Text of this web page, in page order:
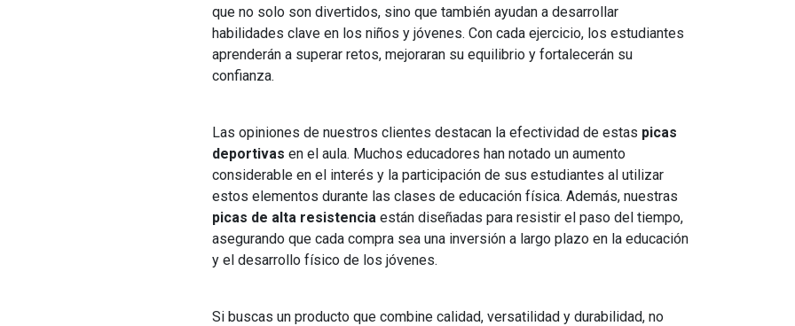
que no solo son divertidos, sino que también ayudan a desarrollar
habilidades clave en los niños y jóvenes. Con cada ejercicio, los estudiantes
aprenderán a superar retos, mejoraran su equilibrio y fortalecerán su
confianza.
Las opiniones de nuestros clientes destacan la efectividad de estas picas
deportivas en el aula. Muchos educadores han notado un aumento
considerable en el interés y la participación de sus estudiantes al utilizar
estos elementos durante las clases de educación física. Además, nuestras
picas de alta resistencia están diseñadas para resistir el paso del tiempo,
asegurando que cada compra sea una inversión a largo plazo en la educación
y el desarrollo físico de los jóvenes.
Si buscas un producto que combine calidad, versatilidad y durabilidad, no